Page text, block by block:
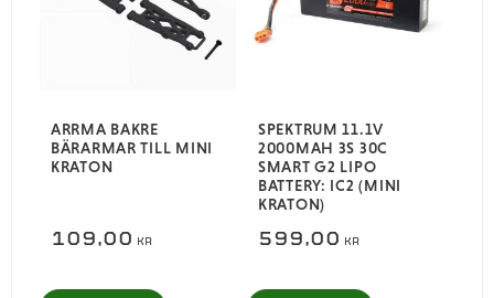
ARRMA BAKRE
BÄRARMAR TILL MINI
KRATON
109,00 KR
SPEKTRUM 11.1V
2000MAH 3S 30C
SMART G2 LIPO
BATTERY: IC2 (MINI
KRATON)
599,00 KR